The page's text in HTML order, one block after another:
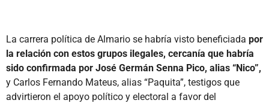
La carrera política de Almario se habría visto beneficiada por
la relación con estos grupos ilegales, cercanía que habría
sido confirmada por José Germán Senna Pico, alias “Nico”,
y Carlos Fernando Mateus, alias “Paquita”, testigos que
advirtieron el apoyo político y electoral a favor del